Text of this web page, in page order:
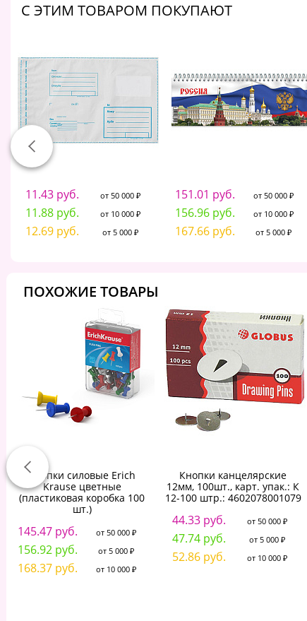
C ЭТИМ ТОВАРОМ ПОКУПАЮТ
11.43 руб. от 50 000 ₽
11.88 руб. от 10 000 ₽
12.69 руб. от 5 000 ₽
151.01 руб. от 50 000 ₽
156.96 руб. от 10 000 ₽
167.66 руб. от 5 000 ₽
ПОХОЖИЕ ТОВАРЫ
Кнопки силовые Erich
Krause цветные
(пластиковая коробка 100
шт.)
145.47 руб. от 50 000 ₽
156.92 руб. от 5 000 ₽
168.37 руб. от 10 000 ₽
Кнопки канцелярские
12мм, 100шт., карт. упак.: К
12-100 штр.: 4602078001079
44.33 руб. от 50 000 ₽
47.74 руб. от 5 000 ₽
52.86 руб. от 10 000 ₽